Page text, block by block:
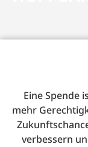
Eine Spende
mehr
verbessern